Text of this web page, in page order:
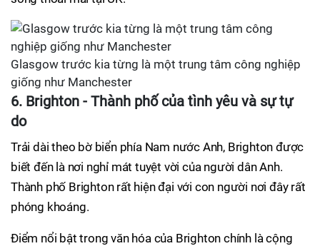
Glasgow trước kia từng là một trung tâm công nghiệp
giống như Manchester
6. Brighton - Thành phố của tình yêu và sự tự
do
Trải dài theo bờ biển phía Nam nước Anh, Brighton được
biết đến là nơi nghỉ mát tuyệt vời của người dân Anh.
Thành phố Brighton rất hiện đại với con người nơi đây rất
phóng khoáng.
Điểm nổi bật trong văn hóa của Brighton chính là cộng